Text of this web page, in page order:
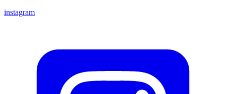
instagram